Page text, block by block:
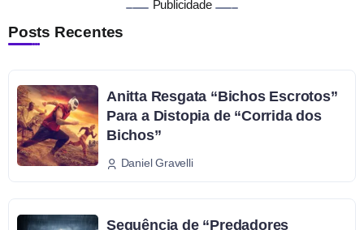
Publicidade
Posts Recentes
Anitta Resgata “Bichos Escrotos”
Para a Distopia de “Corrida dos
Bichos”
Daniel Gravelli
Sequência de “Predadores